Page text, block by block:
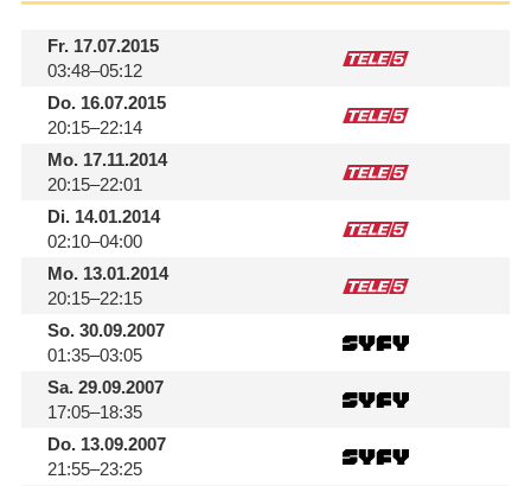
Fr.17.07.2015
03:48–05:12
Do.16.07.2015
20:15–22:14
Mo.17.11.2014
20:15–22:01
Di.14.01.2014
02:10–04:00
Mo.13.01.2014
20:15–22:15
So.30.09.2007
01:35–03:05
Sa.29.09.2007
17:05–18:35
Do.13.09.2007
21:55–23:25